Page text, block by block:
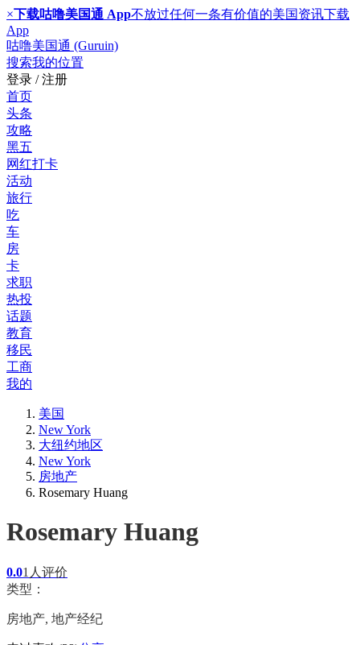
×下载咕噜美国通 App不放过任何一条有价值的美国资讯下载
App
咕噜美国通 (Guruin)
搜索我的位置
登录 / 注册
首页
头条
攻略
黑五
网红打卡
活动
旅行
吃
车
房
卡
求职
热投
话题
教育
移民
工商
我的
美国
New York
大纽约地区
New York
房地产
Rosemary Huang
Rosemary Huang
0.01人评价
类型：
房地产, 地产经纪